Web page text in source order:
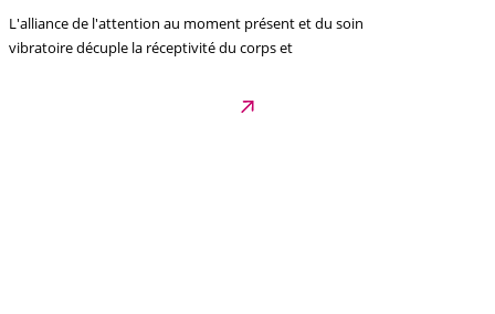
L'alliance de l'attention au moment présent et du soin
vibratoire décuple la réceptivité du corps et